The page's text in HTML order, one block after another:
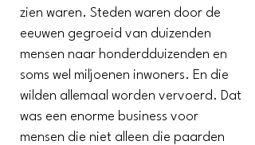
zien waren. Steden waren door de
eeuwen gegroeid van duizenden
mensen naar honderdduizenden en
soms wel miljoenen inwoners. En die
wilden allemaal worden vervoerd. Dat
was een enorme business voor
mensen die niet alleen die paarden